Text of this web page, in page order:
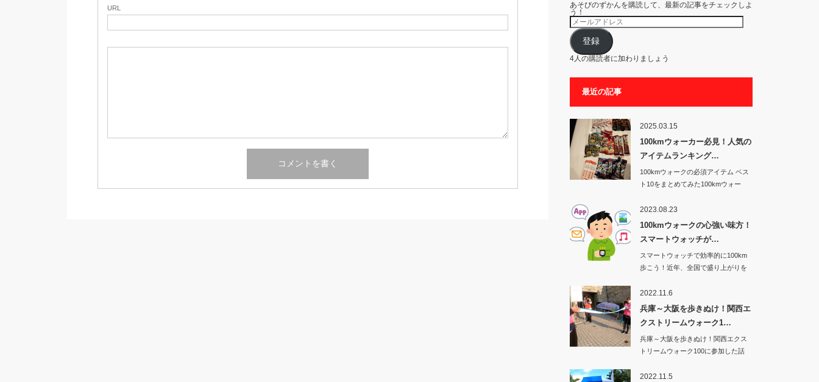
URL
あそびのずかんを購読して、最新の記事をチェックしよ
う！
メ
ー
ル
ア
ド
レ
ス
登録
4人の購読者に加わりましょう
最近の記事
2025.03.15
100kmウォーカー必見！人気の
アイテムランキング…
100kmウォークの必須アイテム ベス
ト10をまとめてみた100kmウォー
2023.08.23
100kmウォークの心強い味方！
スマートウォッチが…
スマートウォッチで効率的に100km
歩こう！近年、全国で盛り上がりを
2022.11.6
兵庫～大阪を歩きぬけ！関西エ
クストリームウォーク1…
兵庫～大阪を歩きぬけ！関西エクス
トリームウォーク100に参加した話
2022.11.5